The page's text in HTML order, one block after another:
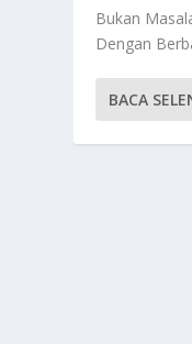
Bukan
Dengan
BACA